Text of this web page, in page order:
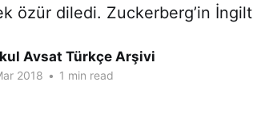
özür diledi. Zuckerberg’in
Avsat Türkçe Arşivi
2018 • 1 min read